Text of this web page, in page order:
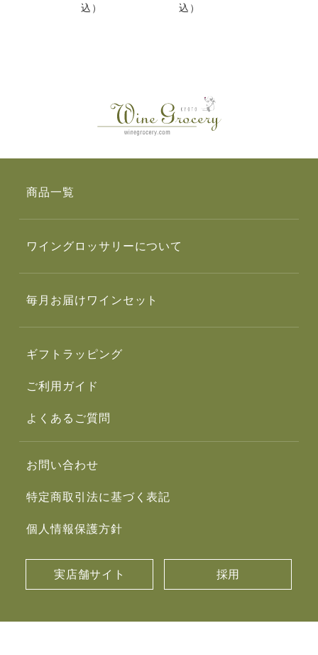
込）
込）
商品一覧
ワイングロッサリーについて
毎月お届けワインセット
ギフトラッピング
ご利用ガイド
よくあるご質問
お問い合わせ
特定商取引法に基づく表記
個人情報保護方針
実店舗サイト 採用